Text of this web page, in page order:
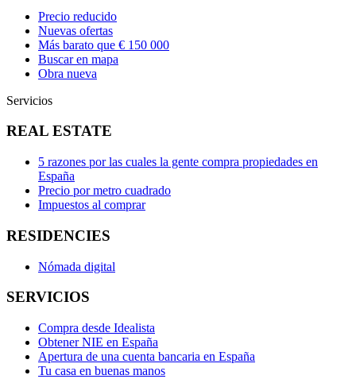
Precio reducido
Nuevas ofertas
Más barato que € 150 000
Buscar en mapa
Obra nueva
Servicios
REAL ESTATE
5 razones por las cuales la gente compra propiedades en
España
Precio por metro cuadrado
Impuestos al comprar
RESIDENCIES
Nómada digital
SERVICIOS
Compra desde Idealista
Obtener NIE en España
Apertura de una cuenta bancaria en España
Tu casa en buenas manos